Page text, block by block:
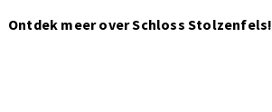
Ontdek meer over Schloss Stolzenfels!